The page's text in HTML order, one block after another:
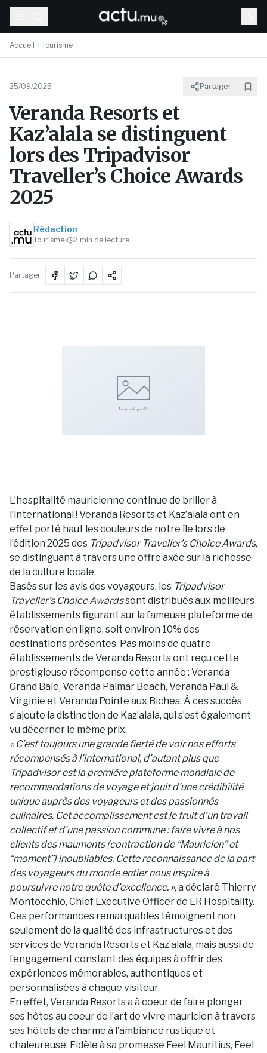
Accueil Tourisme
25/09/2025 Partager
Veranda Resorts et
Kaz’alala se distinguent
lors des Tripadvisor
Traveller’s Choice Awards
2025
Rédaction
Tourisme 2 min de lecture
Partager
L’hospitalité mauricienne continue de briller à
l’international ! Veranda Resorts et Kaz’alala ont en
effet porté haut les couleurs de notre île lors de
l’édition 2025 des Tripadvisor Traveller’s Choice Awards,
se distinguant à travers une offre axée sur la richesse
de la culture locale.
Basés sur les avis des voyageurs, les Tripadvisor
Traveller’s Choice Awardssont distribués aux meilleurs
établissements figurant sur la fameuse plateforme de
réservation en ligne, soit environ 10% des
destinations présentes. Pas moins de quatre
établissements de Veranda Resorts ont reçu cette
prestigieuse récompense cette année : Veranda
Grand Baie, Veranda Palmar Beach, Veranda Paul &
Virginie et Veranda Pointe aux Biches. À ces succès
s’ajoute la distinction de Kaz’alala, qui s’est également
vu décerner le même prix.
« C’est toujours une grande fierté de voir nos efforts
récompensés à l’international, d’autant plus que
Tripadvisor est la première plateforme mondiale de
recommandations de voyage et jouit d’une crédibilité
unique auprès des voyageurs et des passionnés
culinaires. Cet accomplissement est le fruit d’un travail
collectif et d’une passion commune : faire vivre à nos
clients des mauments (contraction de “Mauricien” et
“moment”) inoubliables. Cette reconnaissance de la part
des voyageurs du monde entier nous inspire à
poursuivre notre quête d’excellence. »,a déclaré Thierry
Montocchio, Chief Executive Officer de ER Hospitality.
Ces performances remarquables témoignent non
seulement de la qualité des infrastructures et des
services de Veranda Resorts et Kaz’alala, mais aussi de
l’engagement constant des équipes à offrir des
expériences mémorables, authentiques et
personnalisées à chaque visiteur.
En effet, Veranda Resorts a à coeur de faire plonger
ses hôtes au coeur de l’art de vivre mauricien à travers
ses hôtels de charme à l’ambiance rustique et
chaleureuse. Fidèle à sa promesse Feel Mauritius, Feel